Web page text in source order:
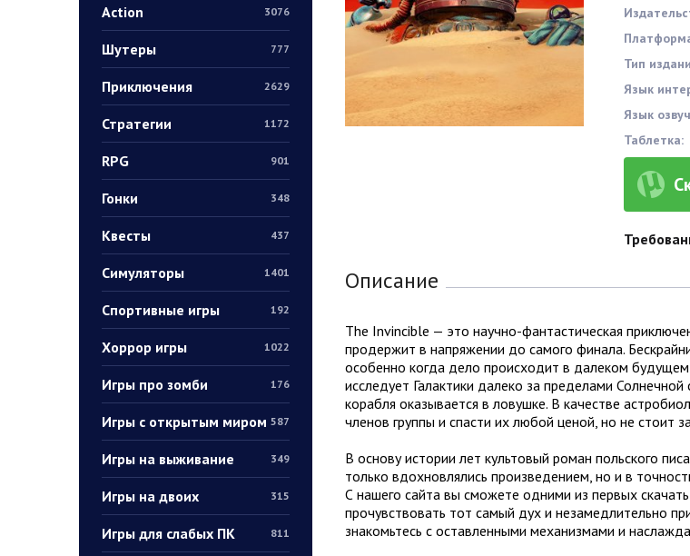
Action 3076
Шутеры 777
Приключения 2629
Стратегии 1172
RPG 901
Гонки 348
Квесты 437
Симуляторы 1401
Спортивные игры 192
Хоррор игры 1022
Игры про зомби 176
Игры с открытым миром 587
Игры на выживание 349
Игры на двоих 315
Игры для слабых ПК 811
Тип
Язык
Язык
Таблетка:
Описание
The Invincible — это научно-фантастическая
продержит в напряжении до самого финала.
особенно когда дело происходит в далеком
исследует Галактики далеко за пределами
корабля оказывается в ловушке. В качестве
членов группы и спасти их любой ценой, но не стоит
В основу истории лет культовый роман польского
только вдохновлялись произведением, но и в
С нашего сайта вы сможете одними из первых
прочувствовать тот самый дух и незамедлительно
знакомьтесь с оставленными механизмами и